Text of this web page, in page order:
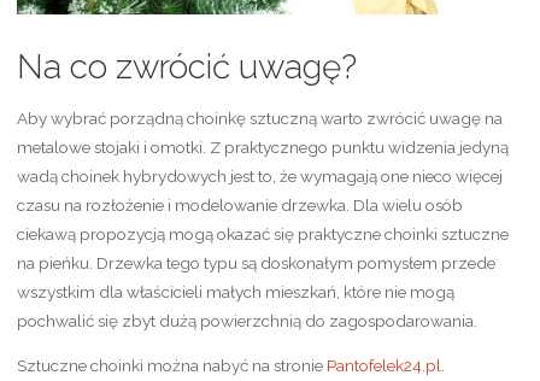
Na co zwrócić uwagę?
Aby wybrać porządną choinkę sztuczną warto zwrócić uwagę na
metalowe stojaki i omotki. Z praktycznego punktu widzenia jedyną
wadą choinek hybrydowych jest to, że wymagają one nieco więcej
czasu na rozłożenie i modelowanie drzewka. Dla wielu osób
ciekawą propozycją mogą okazać się praktyczne choinki sztuczne
na pieńku. Drzewka tego typu są doskonałym pomysłem przede
wszystkim dla właścicieli małych mieszkań, które nie mogą
pochwalić się zbyt dużą powierzchnią do zagospodarowania.
Sztuczne choinki można nabyć na stronie Pantofelek24.pl.